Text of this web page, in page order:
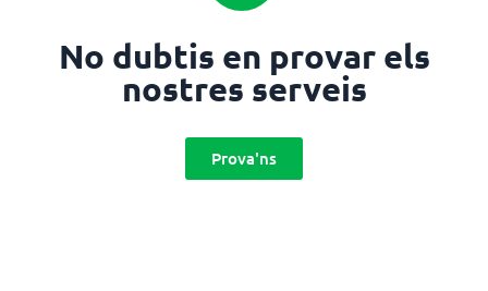
No dubtis en provar els
nostres serveis
Prova'ns